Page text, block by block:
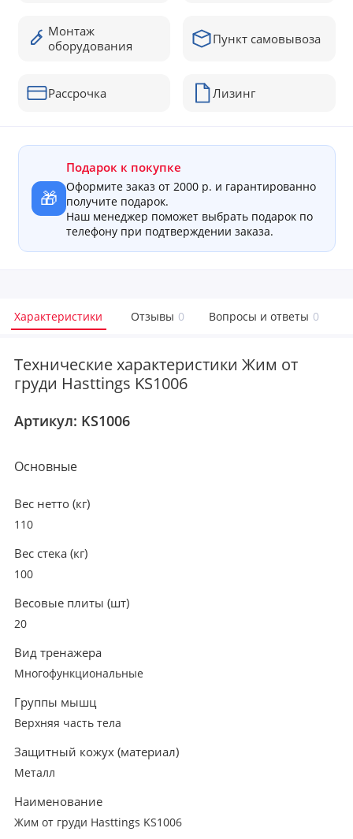
Монтаж
оборудования
Пункт самовывоза
Рассрочка Лизинг
🎁
Подарок к покупке
Оформите заказ от 2000 р. и гарантированно
получите подарок.
Наш менеджер поможет выбрать подарок по
телефону при подтверждении заказа.
Характеристики Отзывы 0 Вопросы и ответы 0
Технические характеристики Жим от
груди Hasttings KS1006
Артикул: KS1006
Основные
Вес нетто (кг)
110
Вес стека (кг)
100
Весовые плиты (шт)
20
Вид тренажера
Многофункциональные
Группы мышц
Верхняя часть тела
Защитный кожух (материал)
Металл
Наименование
Жим от груди Hasttings KS1006